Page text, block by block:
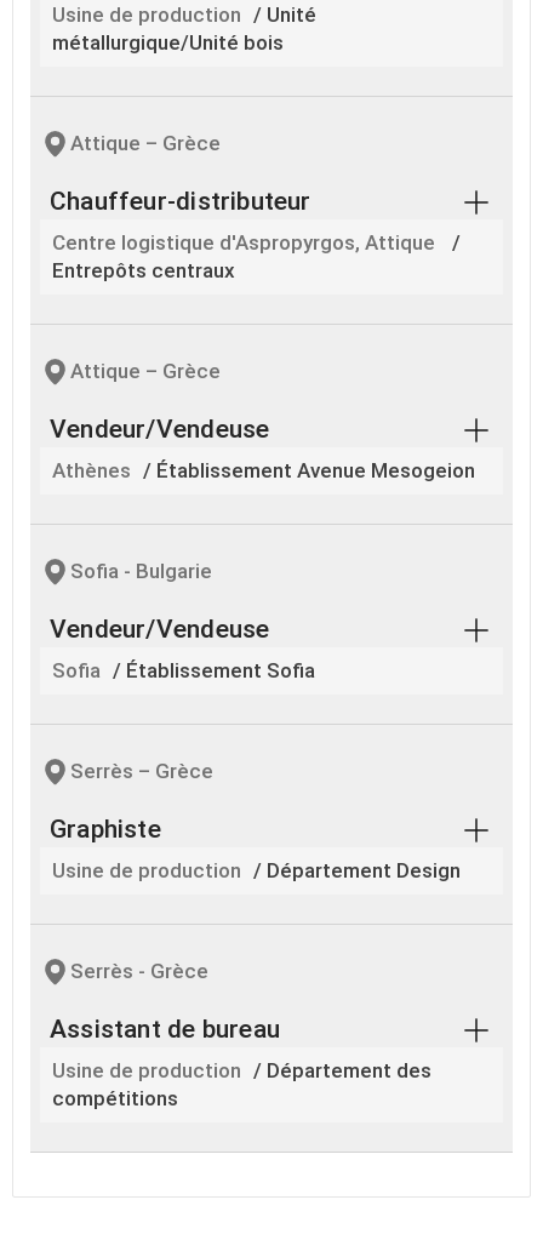
Usine de production / Unité
métallurgique/Unité bois
Attique – Grèce
Chauffeur-distributeur
Centre logistique d'Aspropyrgos, Attique
/
Entrepôts centraux
Attique – Grèce
Vendeur/Vendeuse
Athènes / Établissement Avenue Mesogeion
Sofia - Bulgarie
Vendeur/Vendeuse
Sofia / Établissement Sofia
Serrès – Grèce
Graphiste
Usine de production / Département Design
Serrès - Grèce
Assistant de bureau
Usine de production / Département des
compétitions